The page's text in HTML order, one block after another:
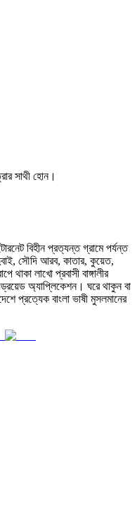
সাথী হোন।
বিহীন প্রত্যন্ত গ্রামে পর্যন্ত
সৌদি আরব, কাতার, কুয়েত,
থাকা লাখো প্রবাসী বাঙ্গালীর
অ্যাপ্লিকেশন। ঘরে থাকুন বা
প্রত্যেক বাংলা ভাষী মুসলমানের